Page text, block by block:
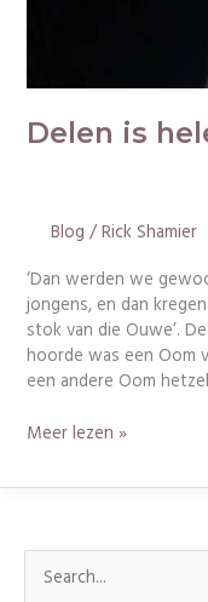
Delen is
Blog /Rick Shamier
‘Dan werden we
jongens, en dan
stok van die Ouwe’.
hoorde was een Oom
een andere Oom
Meer lezen »